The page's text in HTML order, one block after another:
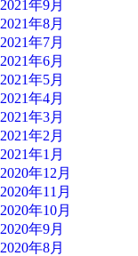
2021年9月
2021年8月
2021年7月
2021年6月
2021年5月
2021年4月
2021年3月
2021年2月
2021年1月
2020年12月
2020年11月
2020年10月
2020年9月
2020年8月